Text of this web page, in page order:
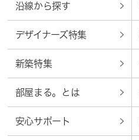
沿線から探す
デザイナーズ特集
新築特集
部屋まる。とは
安心サポート